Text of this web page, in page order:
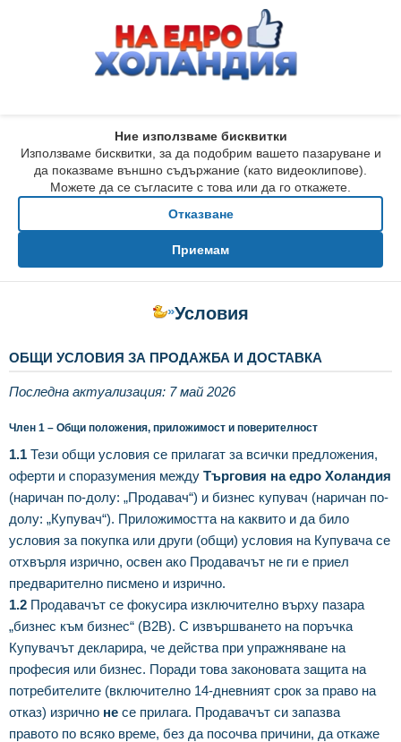
Ние използваме бисквитки
Използваме бисквитки, за да подобрим вашето пазаруване и
да показваме външно съдържание (като видеоклипове).
Можете да се съгласите с това или да го откажете.
Отказване
Приемам
»Условия
ОБЩИ УСЛОВИЯ ЗА ПРОДАЖБА И ДОСТАВКА
Последна актуализация: 7 май 2026
Член 1 – Общи положения, приложимост и поверителност
1.1 Тези общи условия се прилагат за всички предложения,
оферти и споразумения между Търговия на едро Холандия
(наричан по-долу: „Продавач“) и бизнес купувач (наричан по-
долу: „Купувач“). Приложимостта на каквито и да било
условия за покупка или други (общи) условия на Купувача се
отхвърля изрично, освен ако Продавачът не ги е приел
предварително писмено и изрично.
1.2 Продавачът се фокусира изключително върху пазара
„бизнес към бизнес“ (B2B). С извършването на поръчка
Купувачът декларира, че действа при упражняване на
професия или бизнес. Поради това законовата защита на
потребителите (включително 14-дневният срок за право на
отказ) изрично не се прилага. Продавачът си запазва
правото по всяко време, без да посочва причини, да откаже